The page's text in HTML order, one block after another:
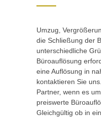
Umzug,
die Schließung der
unterschiedliche
Büroauflösung
eine Auflösung in
kontaktieren Sie
Partner, wenn es
preiswerte
Gleichgültig ob in